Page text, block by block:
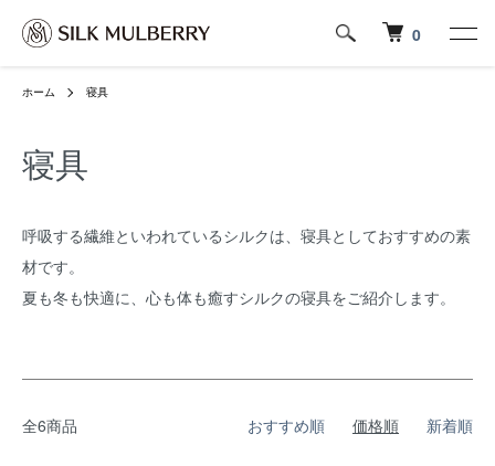
0
ホーム 寝具
寝具
呼吸する繊維といわれているシルクは、寝具としておすすめの素
材です。
夏も冬も快適に、心も体も癒すシルクの寝具をご紹介します。
全6商品 おすすめ順 価格順 新着順